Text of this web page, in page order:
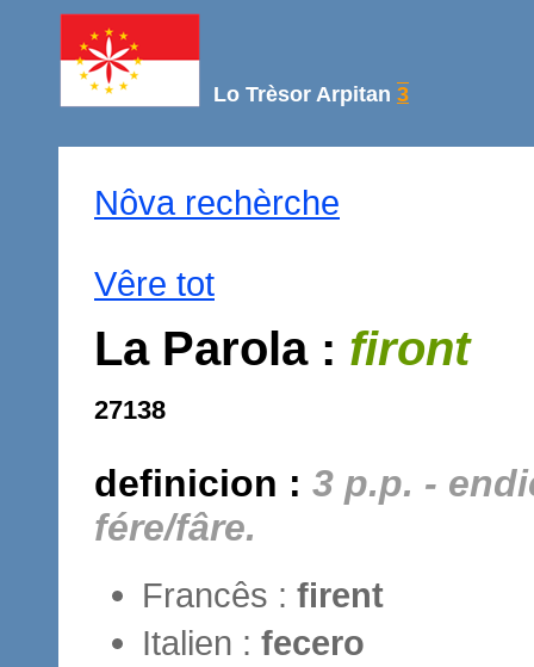
Lo Trèsor Arpitan 3
Nôva rechèrche
Vêre tot
La Parola : firont
27138
definicion : 3 p.p. -
fére/fâre.
Francês : firent
Italien : fecero